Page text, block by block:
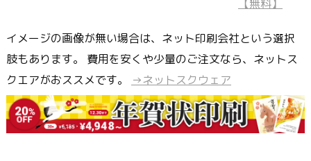
イメージの画像が無い場合は、ネット印刷会社という選択
肢もあります。 費用を安くや少量のご注文なら、ネットス
クエアがおススメです。
→ネットスクウェア